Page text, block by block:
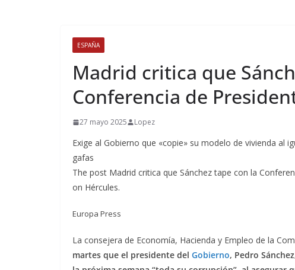
ESPAÑA
Madrid critica que
Conferencia de
27 mayo 2025 Lopez
Exige al Gobierno que «copie» su modelo de vivienda al
gafas
The post Madrid critica que Sánchez tape con la
on Hércules.
Europa Press
La consejera de Economía, Hacienda y Empleo de la
martes que el presidente del Gobierno, Pedro